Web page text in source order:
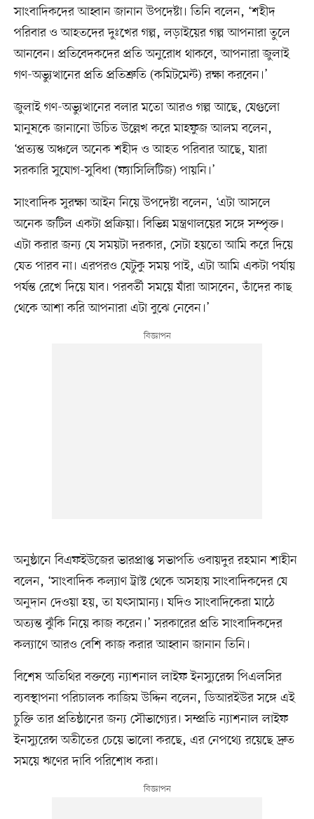
সাংবাদিকদের আহ্বান জানান উপদেষ্টা। তিনি বলেন, ‘শহীদ
পরিবার ও আহতদের দুঃখের গল্প, লড়াইয়ের গল্প আপনারা তুলে
আনবেন। প্রতিবেদকদের প্রতি অনুরোধ থাকবে, আপনারা জুলাই
গণ-অভ্যুত্থানের প্রতি প্রতিশ্রুতি (কমিটমেন্ট) রক্ষা করবেন।’
জুলাই গণ-অভ্যুত্থানের বলার মতো আরও গল্প আছে, যেগুলো
মানুষকে জানানো উচিত উল্লেখ করে মাহফুজ আলম বলেন,
‘প্রত্যন্ত অঞ্চলে অনেক শহীদ ও আহত পরিবার আছে, যারা
সরকারি সুযোগ-সুবিধা (ফ্যাসিলিটিজ) পায়নি।’
সাংবাদিক সুরক্ষা আইন নিয়ে উপদেষ্টা বলেন, ‘এটা আসলে
অনেক জটিল একটা প্রক্রিয়া। বিভিন্ন মন্ত্রণালয়ের সঙ্গে সম্পৃক্ত।
এটা করার জন্য যে সময়টা দরকার, সেটা হয়তো আমি করে দিয়ে
যেত পারব না। এরপরও যেটুকু সময় পাই, এটা আমি একটা পর্যায়
পর্যন্ত রেখে দিয়ে যাব। পরবর্তী সময়ে যাঁরা আসবেন, তাঁদের কাছ
থেকে আশা করি আপনারা এটা বুঝে নেবেন।’
অনুষ্ঠানে বিএফইউজের ভারপ্রাপ্ত সভাপতি ওবায়দুর রহমান শাহীন
বলেন, ‘সাংবাদিক কল্যাণ ট্রাস্ট থেকে অসহায় সাংবাদিকদের যে
অনুদান দেওয়া হয়, তা যৎসামান্য। যদিও সাংবাদিকেরা মাঠে
অত্যন্ত ঝুঁকি নিয়ে কাজ করেন।’ সরকারের প্রতি সাংবাদিকদের
কল্যাণে আরও বেশি কাজ করার আহ্বান জানান তিনি।
বিশেষ অতিথির বক্তব্যে ন্যাশনাল লাইফ ইনস্যুরেন্স পিএলসির
ব্যবস্থাপনা পরিচালক কাজিম উদ্দিন বলেন, ডিআরইউর সঙ্গে এই
চুক্তি তার প্রতিষ্ঠানের জন্য সৌভাগ্যের। সম্প্রতি ন্যাশনাল লাইফ
ইনস্যুরেন্স অতীতের চেয়ে ভালো করছে, এর নেপথ্যে রয়েছে দ্রুত
সময়ে ঋণের দাবি পরিশোধ করা।